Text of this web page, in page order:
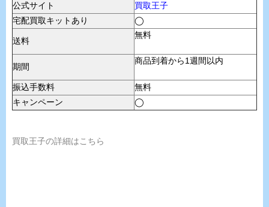
公式サイト
買取王子
宅配買取キットあり
◯
送料
無料
期間
商品到着から1週間以内
振込手数料
無料
キャンペーン
◯
買取王子の詳細はこちら